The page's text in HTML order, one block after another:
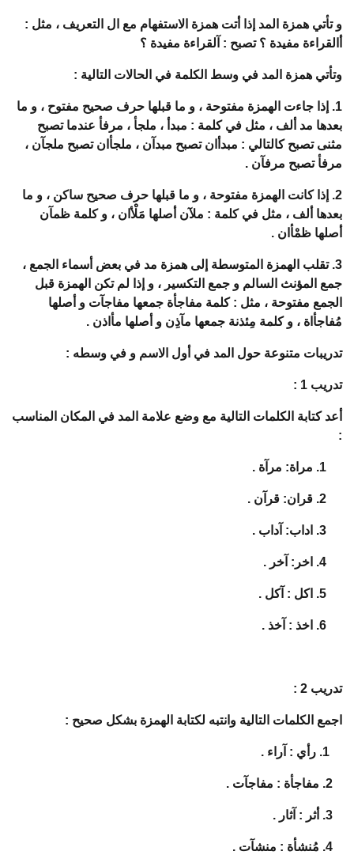
و تأتي همزة المد إذا أتت همزة الاستفهام مع ال التعريف ، مثل :
أالقراءة مفيدة ؟ تصبح : آلقراءة مفيدة ؟
وتأتي همزة المد في وسط الكلمة في الحالات التالية :
1. إذا جاءت الهمزة مفتوحة ، و ما قبلها حرف صحيح مفتوح ، و ما
بعدها مد ألف ، مثل في كلمة : مبدأ ، ملجأ ، مرفأ عندما تصبح
مثنى تصبح كالتالي : مبدأان تصبح مبدآن ، ملجأان تصبح ملجآن ،
مرفأ تصبح مرفآن .
2. إذا كانت الهمزة مفتوحة ، و ما قبلها حرف صحيح ساكن ، و ما
بعدها ألف ، مثل في كلمة : ملآن أصلها مَلْأان ، و كلمة ظمآن
أصلها ظمْأان .
3. تقلب الهمزة المتوسطة إلى همزة مد في بعض أسماء الجمع ،
جمع المؤنث السالم و جمع التكسير ، و إذا لم تكن الهمزة قبل
الجمع مفتوحة ، مثل : كلمة مفاجأة جمعها مفاجآت و أصلها
مُفاجأاة ، و كلمة مِئذنة جمعها مآذِن و أصلها مأاذن .
تدريبات متنوعة حول المد في أول الاسم و في وسطه :
تدريب 1 :
أعد كتابة الكلمات التالية مع وضع علامة المد في المكان المناسب
:
تدريب 2 :
اجمع الكلمات التالية وانتبه لكتابة الهمزة بشكل صحيح :